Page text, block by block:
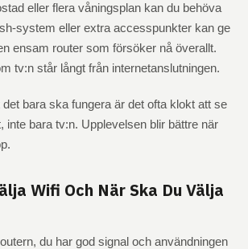
eller flera våningsplan kan du behöva
system eller extra accesspunkter kan ge
ensam router som försöker nå överallt.
tv:n står långt från internetanslutningen.
bara ska fungera är det ofta klokt att se
inte bara tv:n. Upplevelsen blir bättre när
Wifi Och När Ska Du Välja
du har god signal och användningen